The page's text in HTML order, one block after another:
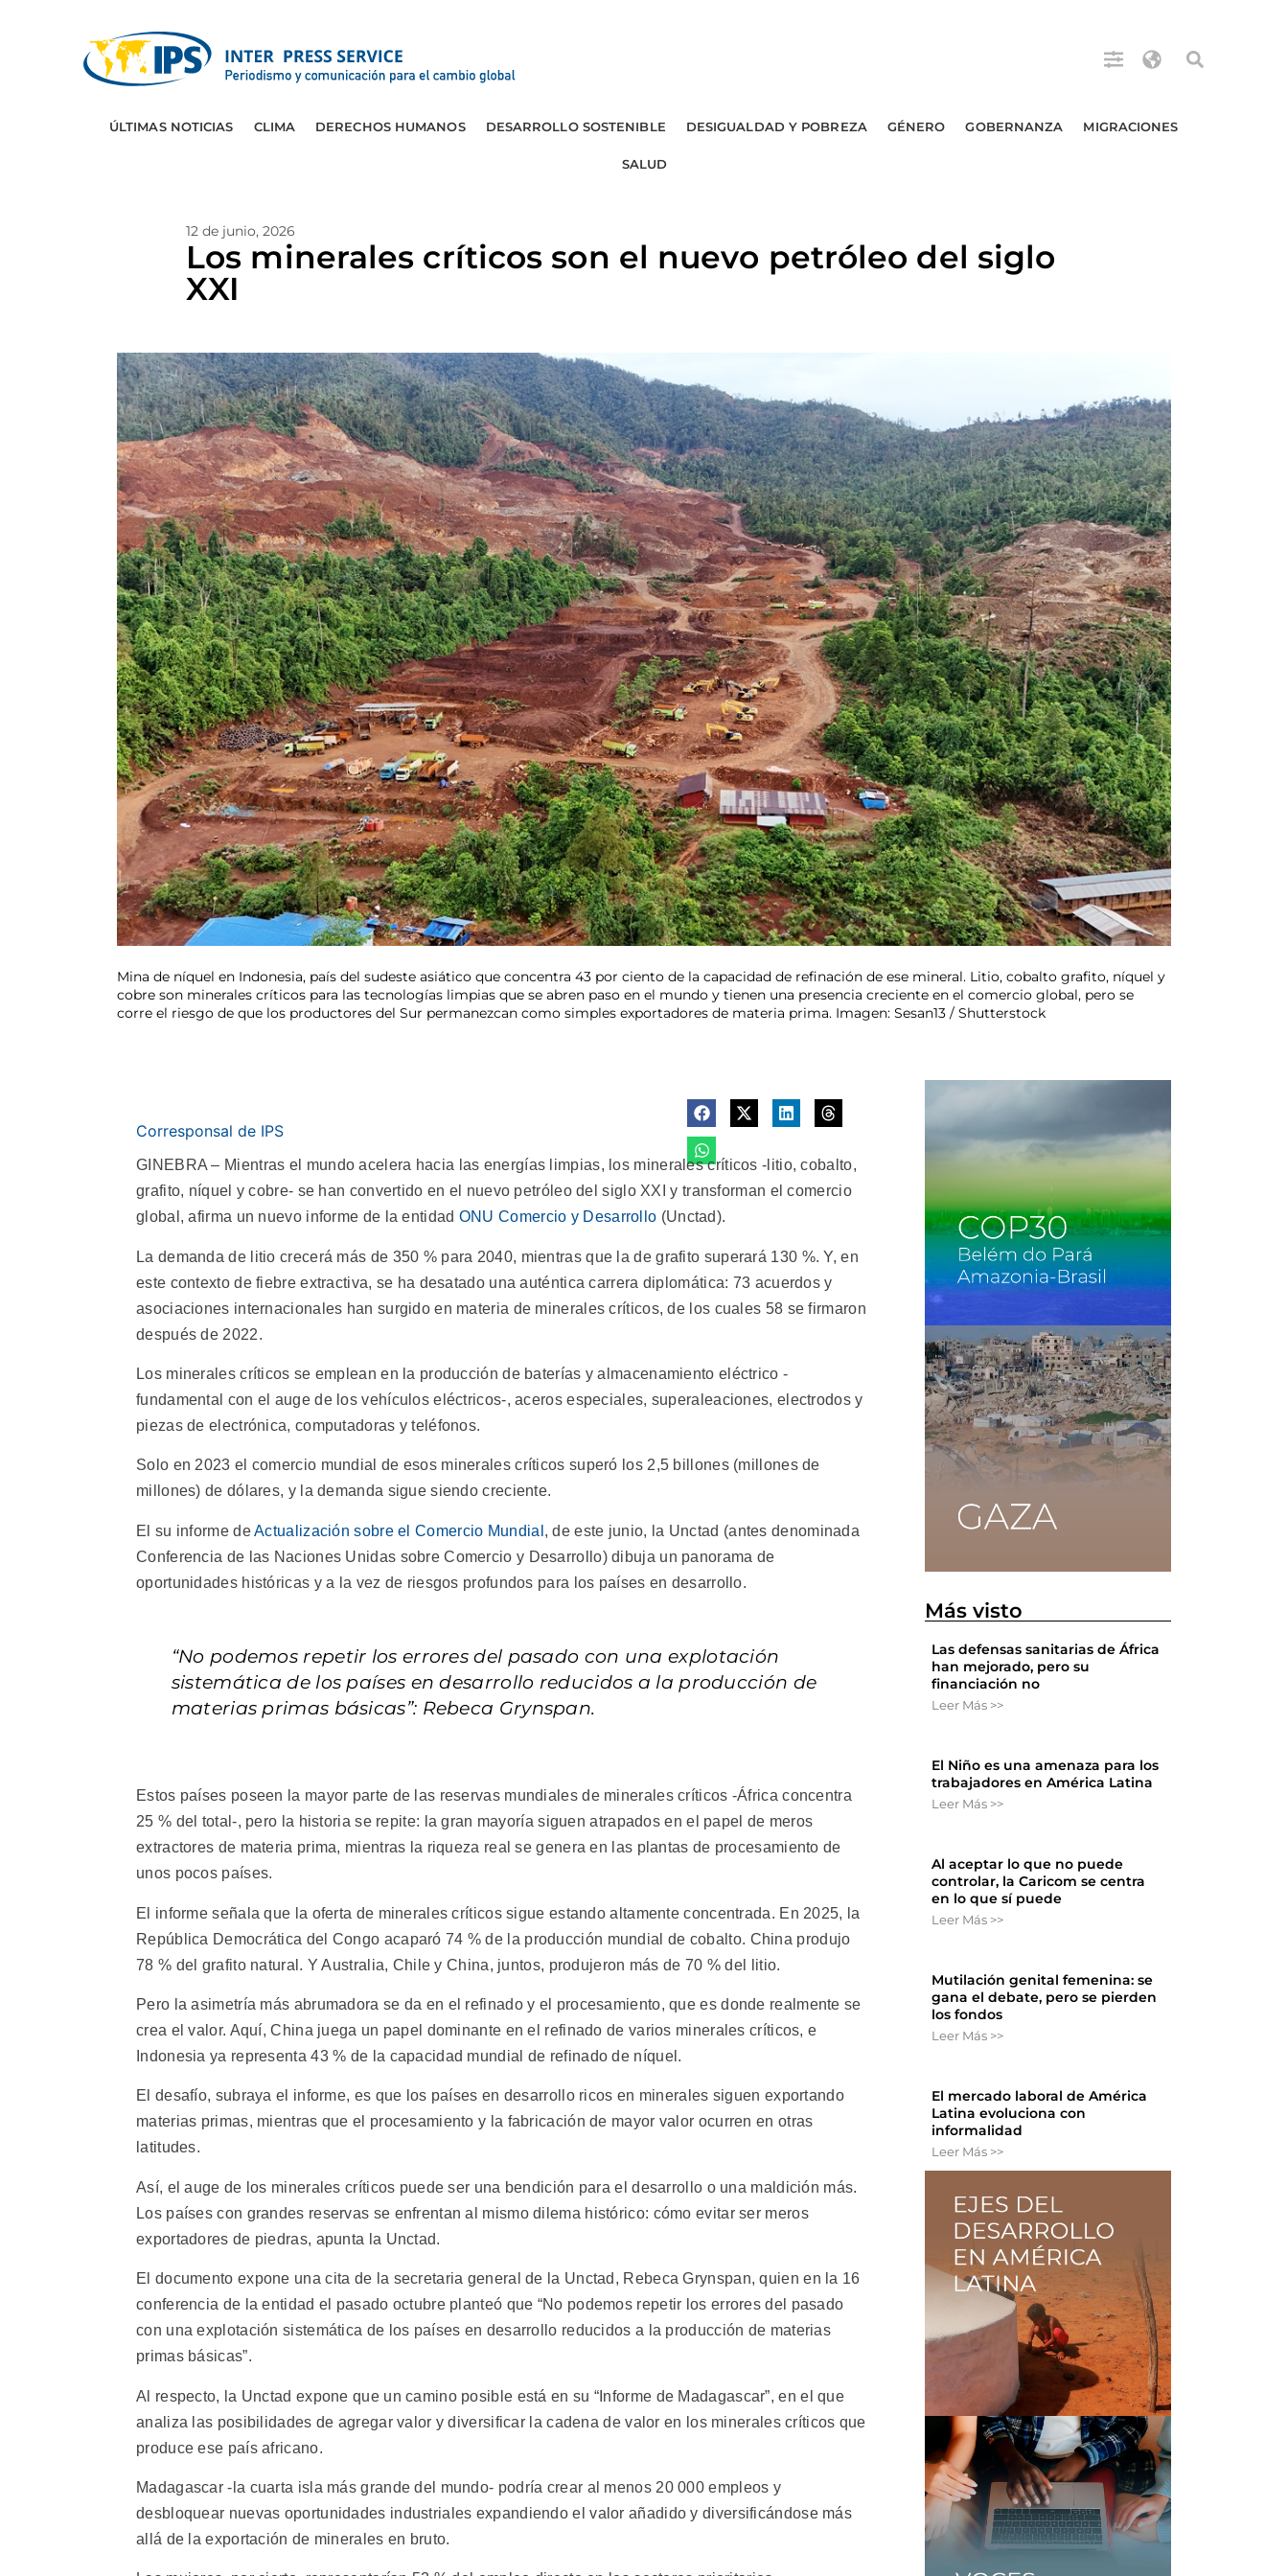
ÚLTIMAS NOTICIAS CLIMA DERECHOS HUMANOS DESARROLLO SOSTENIBLE DESIGUALDAD Y POBREZA GÉNERO GOBERNANZA MIGRACIONES
SALUD
12 de junio, 2026
Los minerales críticos son el nuevo petróleo del siglo
XXI
Mina de níquel en Indonesia, país del sudeste asiático que concentra 43 por ciento de la capacidad de refinación de ese mineral. Litio, cobalto grafito, níquel y
cobre son minerales críticos para las tecnologías limpias que se abren paso en el mundo y tienen una presencia creciente en el comercio global, pero se
corre el riesgo de que los productores del Sur permanezcan como simples exportadores de materia prima. Imagen: Sesan13 / Shutterstock
Corresponsal de IPS
GINEBRA – Mientras el mundo acelera hacia las energías limpias, los minerales críticos -litio, cobalto,
grafito, níquel y cobre- se han convertido en el nuevo petróleo del siglo XXI y transforman el comercio
global, afirma un nuevo informe de la entidad ONU Comercio y Desarrollo (Unctad).
La demanda de litio crecerá más de 350 % para 2040, mientras que la de grafito superará 130 %. Y, en
este contexto de fiebre extractiva, se ha desatado una auténtica carrera diplomática: 73 acuerdos y
asociaciones internacionales han surgido en materia de minerales críticos, de los cuales 58 se firmaron
después de 2022.
Los minerales críticos se emplean en la producción de baterías y almacenamiento eléctrico -
fundamental con el auge de los vehículos eléctricos-, aceros especiales, superaleaciones, electrodos y
piezas de electrónica, computadoras y teléfonos.
Solo en 2023 el comercio mundial de esos minerales críticos superó los 2,5 billones (millones de
millones) de dólares, y la demanda sigue siendo creciente.
El su informe deActualización sobre el Comercio Mundial , de este junio, la Unctad (antes denominada
Conferencia de las Naciones Unidas sobre Comercio y Desarrollo) dibuja un panorama de
oportunidades históricas y a la vez de riesgos profundos para los países en desarrollo.
“No podemos repetir los errores del pasado con una explotación
sistemática de los países en desarrollo reducidos a la producción de
materias primas básicas”: Rebeca Grynspan.
Estos países poseen la mayor parte de las reservas mundiales de minerales críticos -África concentra
25 % del total-, pero la historia se repite: la gran mayoría siguen atrapados en el papel de meros
extractores de materia prima, mientras la riqueza real se genera en las plantas de procesamiento de
unos pocos países.
El informe señala que la oferta de minerales críticos sigue estando altamente concentrada. En 2025, la
República Democrática del Congo acaparó 74 % de la producción mundial de cobalto. China produjo
78 % del grafito natural. Y Australia, Chile y China, juntos, produjeron más de 70 % del litio.
Pero la asimetría más abrumadora se da en el refinado y el procesamiento, que es donde realmente se
crea el valor. Aquí, China juega un papel dominante en el refinado de varios minerales críticos, e
Indonesia ya representa 43 % de la capacidad mundial de refinado de níquel.
El desafío, subraya el informe, es que los países en desarrollo ricos en minerales siguen exportando
materias primas, mientras que el procesamiento y la fabricación de mayor valor ocurren en otras
latitudes.
Así, el auge de los minerales críticos puede ser una bendición para el desarrollo o una maldición más.
Los países con grandes reservas se enfrentan al mismo dilema histórico: cómo evitar ser meros
exportadores de piedras, apunta la Unctad.
El documento expone una cita de la secretaria general de la Unctad, Rebeca Grynspan, quien en la 16
conferencia de la entidad el pasado octubre planteó que “No podemos repetir los errores del pasado
con una explotación sistemática de los países en desarrollo reducidos a la producción de materias
primas básicas”.
Al respecto, la Unctad expone que un camino posible está en su “Informe de Madagascar”, en el que
analiza las posibilidades de agregar valor y diversificar la cadena de valor en los minerales críticos que
produce ese país africano.
Madagascar -la cuarta isla más grande del mundo- podría crear al menos 20 000 empleos y
desbloquear nuevas oportunidades industriales expandiendo el valor añadido y diversificándose más
allá de la exportación de minerales en bruto.
Más visto
Las defensas sanitarias de África
han mejorado, pero su
financiación no
Leer Más >>
El Niño es una amenaza para los
trabajadores en América Latina
Leer Más >>
Al aceptar lo que no puede
controlar, la Caricom se centra
en lo que sí puede
Leer Más >>
Mutilación genital femenina: se
gana el debate, pero se pierden
los fondos
Leer Más >>
El mercado laboral de América
Latina evoluciona con
informalidad
Leer Más >>